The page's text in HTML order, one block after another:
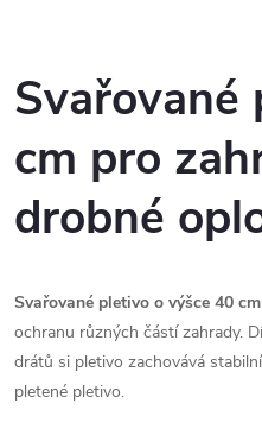
ů
t
ů
v
l
á
d
a
c
í
Svařované
cm pro
drobné
Svařované pletivo o výšce 40 cm
ochranu různých částí zahrady.
drátů si pletivo zachovává
pletené pletivo.